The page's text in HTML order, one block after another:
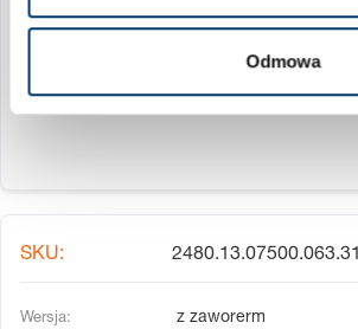
Odmowa
7500 daN
z zaworerm